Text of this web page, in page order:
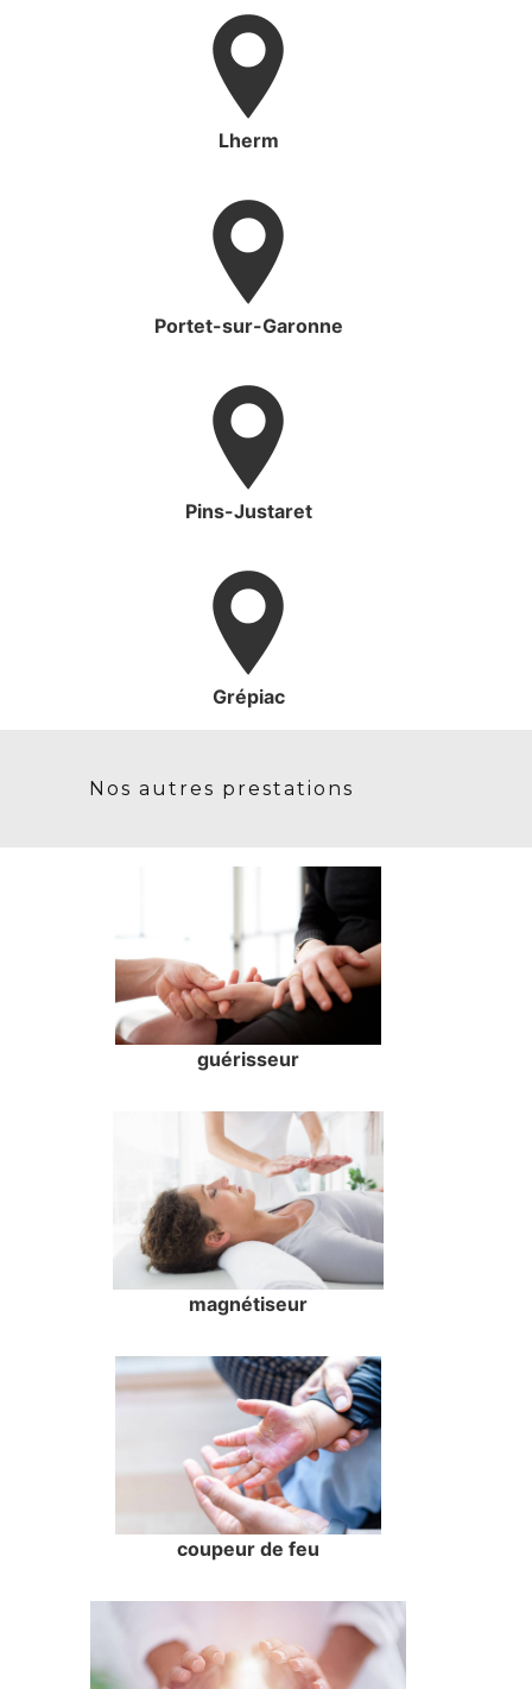
Lherm
Portet-sur-Garonne
Pins-Justaret
Grépiac
Nos autres prestations
guérisseur
magnétiseur
coupeur de feu